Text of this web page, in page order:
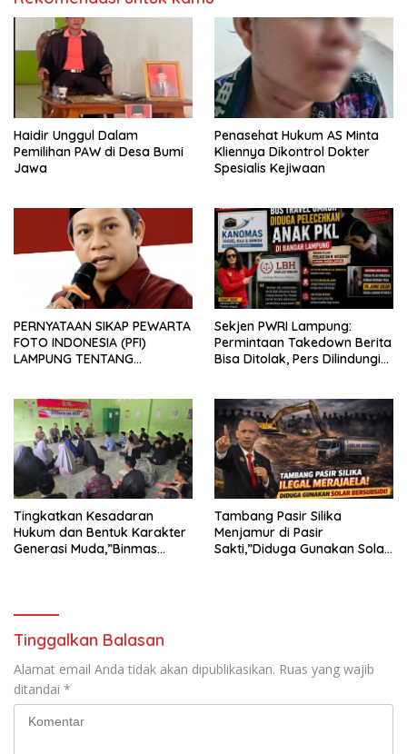
Haidir Unggul Dalam
Pemilihan PAW di Desa Bumi
Jawa
Penasehat Hukum AS Minta
Kliennya Dikontrol Dokter
Spesialis Kejiwaan
PERNYATAAN SIKAP PEWARTA
FOTO INDONESIA (PFI)
LAMPUNG TENTANG
TERHADAP JURNALIS DI
PENGADILAN NEGERI
TANJUNG KARANG.
Sekjen PWRI Lampung:
Permintaan Takedown Berita
Bisa Ditolak, Pers Dilindungi
Tingkatkan Kesadaran
Hukum dan Bentuk Karakter
Generasi Muda,”Binmas
Tambang Pasir Silika
Menjamur di Pasir
Sakti,”Diduga Gunakan Solar
Tinggalkan Balasan
Alamat email Anda tidak akan dipublikasikan. Ruas yang wajib
ditandai *